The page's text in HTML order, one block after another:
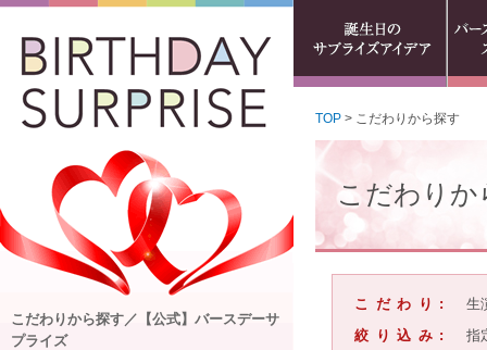
こだわりから探す／【公式】バースデーサ
プライズ
TOP > こだわりから探す
こだわりか
こだわり:
生
絞り込み:
指